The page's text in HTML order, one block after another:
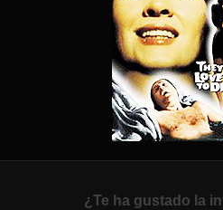
¿Te ha gustado la